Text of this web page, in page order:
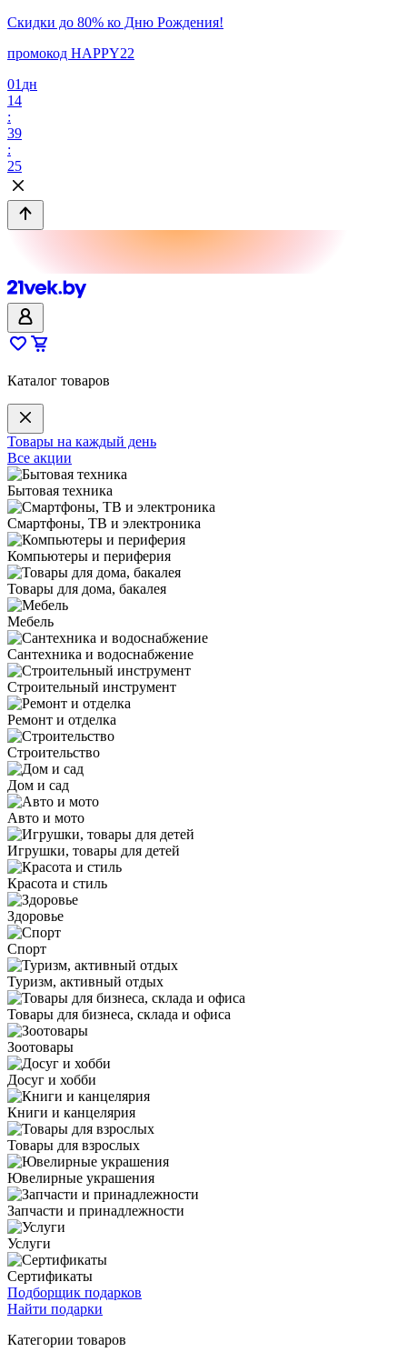
Скидки до 80% ко Дню Рождения!
промокод HAPPY22
01 дн
14
:
39
:
25
Каталог товаров
Товары на каждый день
Все акции
Бытовая техника
Смартфоны, ТВ и электроника
Компьютеры и периферия
Товары для дома, бакалея
Мебель
Сантехника и водоснабжение
Строительный инструмент
Ремонт и отделка
Строительство
Дом и сад
Авто и мото
Игрушки, товары для детей
Красота и стиль
Здоровье
Спорт
Туризм, активный отдых
Товары для бизнеса, склада и офиса
Зоотовары
Досуг и хобби
Книги и канцелярия
Товары для взрослых
Ювелирные украшения
Запчасти и принадлежности
Услуги
Сертификаты
Подборщик подарков
Найти подарки
Категории товаров